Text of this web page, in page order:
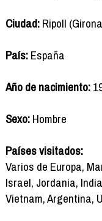
Ciudad:Ripoll
País:España
Año de nacimiento:
Sexo:Hombre
Países visitados:
Varios de Europa,
Israel, Jordania,
Vietnam, Argentina,